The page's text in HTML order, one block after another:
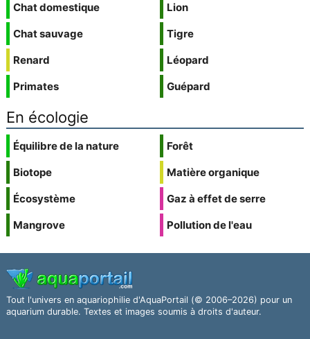
Chat domestique
Chat sauvage
Renard
Primates
Lion
Tigre
Léopard
Guépard
En écologie
Équilibre de la nature
Biotope
Écosystème
Mangrove
Forêt
Matière organique
Gaz à effet de serre
Pollution de l'eau
Tout l'univers en aquariophilie d'AquaPortail (© 2006–2026) pour un
aquarium durable. Textes et images soumis à droits d'auteur.